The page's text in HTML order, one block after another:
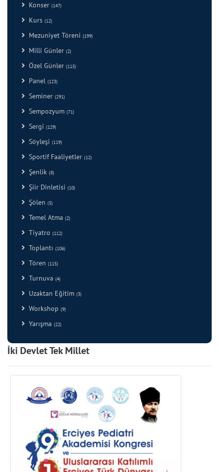
Konser (147)
Kurs (12)
Mezuniyet Töreni (199)
Milli Günler (2)
Özel Günler (115)
Panel (123)
Seminer (291)
Sempozyum (71)
Sergi (129)
Söyleşi (119)
Sportif Faaliyetler (12)
Şenlik (8)
Şiir Dinletisi (10)
Şölen (5)
Temel Atma (2)
Tiyatro (112)
Toplantı (106)
Tören (115)
Turnuva (4)
Uzaktan Eğitim (3)
Workshop (9)
Yarışma (22)
İki Devlet Tek Millet